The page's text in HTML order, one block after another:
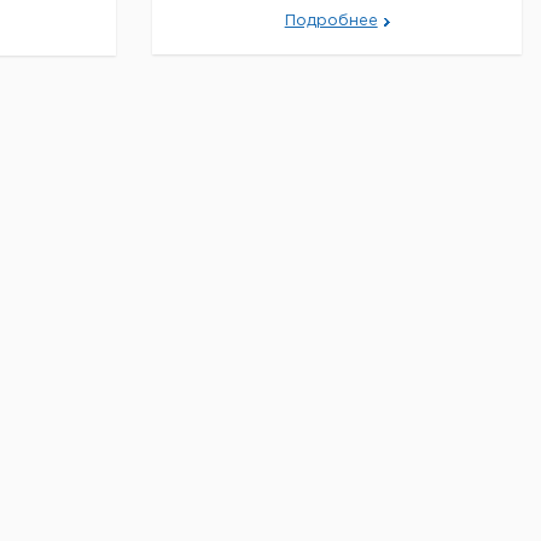
из
защиты
защиту от
Подробнее